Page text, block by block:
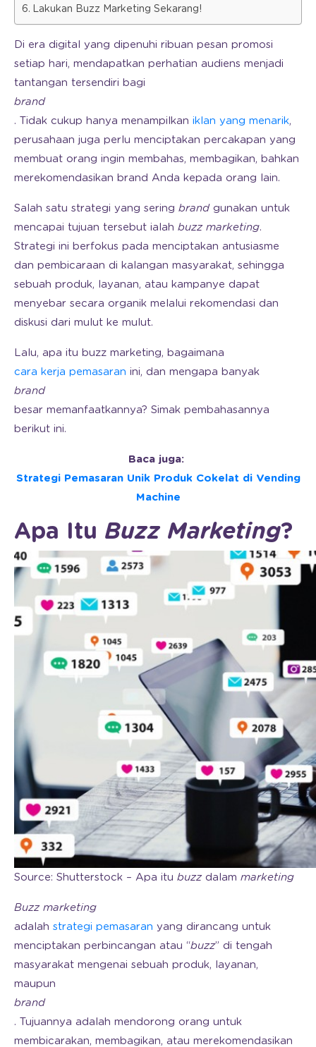
Lakukan Buzz Marketing Sekarang!
Di era digital yang dipenuhi ribuan pesan promosi
setiap hari, mendapatkan perhatian audiens menjadi
tantangan tersendiri bagi
brand
. Tidak cukup hanya menampilkan iklan yang menarik,
perusahaan juga perlu menciptakan percakapan yang
membuat orang ingin membahas, membagikan, bahkan
merekomendasikan brand Anda kepada orang lain.
Salah satu strategi yang sering brand gunakan untuk
mencapai tujuan tersebut ialah buzz marketing.
Strategi ini berfokus pada menciptakan antusiasme
dan pembicaraan di kalangan masyarakat, sehingga
sebuah produk, layanan, atau kampanye dapat
menyebar secara organik melalui rekomendasi dan
diskusi dari mulut ke mulut.
Lalu, apa itu buzz marketing, bagaimana
cara kerja pemasaran ini, dan mengapa banyak
brand
besar memanfaatkannya? Simak pembahasannya
berikut ini.
Baca juga:
Strategi Pemasaran Unik Produk Cokelat di Vending
Machine
Apa Itu Buzz Marketing?
Source: Shutterstock – Apa itu buzzdalam marketing
Buzz marketing
adalah strategi pemasaran yang dirancang untuk
menciptakan perbincangan atau “buzz” di tengah
masyarakat mengenai sebuah produk, layanan,
maupun
brand
. Tujuannya adalah mendorong orang untuk
membicarakan, membagikan, atau merekomendasikan